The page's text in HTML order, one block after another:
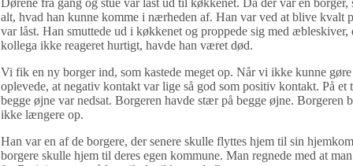
Dørene fra gang og stue var låst ud til køkkenet. Da der var en
alt, hvad han kunne komme i nærheden af. Han var ved at blive kvalt
var låst. Han smuttede ud i køkkenet og proppede sig med æbleskiver,
kollega ikke reageret hurtigt, havde han været død.
Vi fik en ny borger ind, som kastede meget op. Når vi ikke kunne
oplevede, at negativ kontakt var lige så god som positiv kontakt. På et
begge øjne var nedsat. Borgeren havde stær på begge øjne. Borgeren
ikke længere op.
Han var en af de borgere, der senere skulle flyttes hjem til sin
borgere skulle hjem til deres egen kommune. Man regnede med at